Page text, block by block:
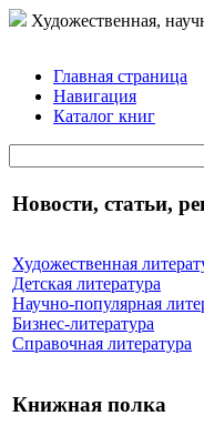
Художественная,
Главная страница
Навигация
Каталог книг
Новости, статьи,
Художественная
Детская литература
Научно-популярная
Бизнес-литература
Справочная литература
Книжная полка